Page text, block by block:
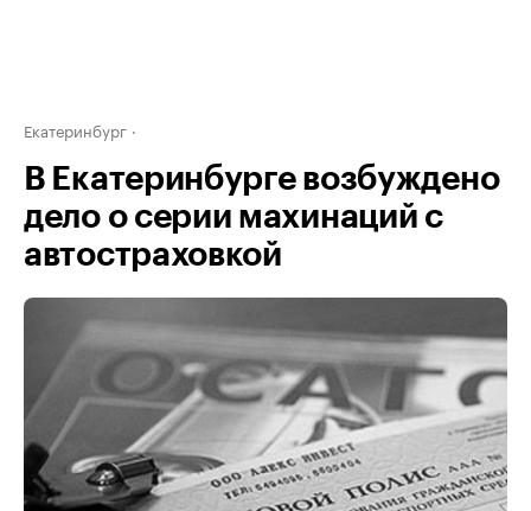
Екатеринбург
В Екатеринбурге возбуждено
дело о серии махинаций с
автостраховкой